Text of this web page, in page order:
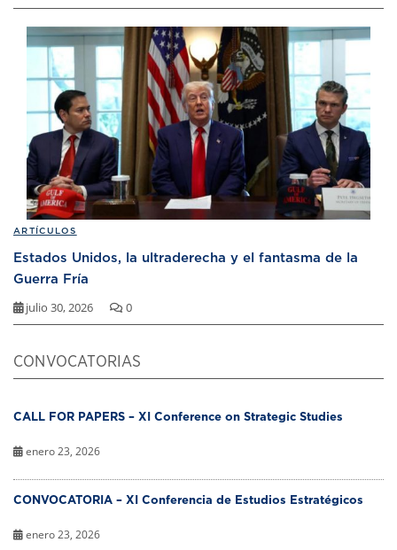
ARTÍCULOS
Estados Unidos, la ultraderecha y el fantasma de la
Guerra Fría
julio 30, 2026 0
CONVOCATORIAS
CALL FOR PAPERS – XI Conference on Strategic Studies
enero 23, 2026
CONVOCATORIA – XI Conferencia de Estudios Estratégicos
enero 23, 2026